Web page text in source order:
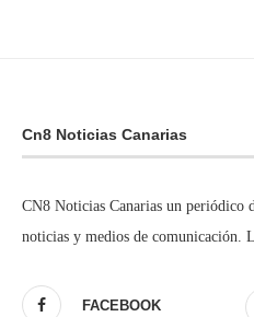
Cn8 Noticias Canarias
CN8 Noticias Canarias un periódico
noticias y medios de comunicación.
FACEBOOK